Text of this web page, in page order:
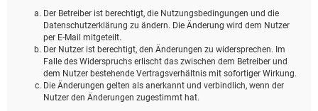
Der Betreiber ist berechtigt, die Nutzungsbedingungen und die
Datenschutzerklärung zu ändern. Die Änderung wird dem Nutzer
per E-Mail mitgeteilt.
Der Nutzer ist berechtigt, den Änderungen zu widersprechen. Im
Falle des Widerspruchs erlischt das zwischen dem Betreiber und
dem Nutzer bestehende Vertragsverhältnis mit sofortiger Wirkung.
Die Änderungen gelten als anerkannt und verbindlich, wenn der
Nutzer den Änderungen zugestimmt hat.